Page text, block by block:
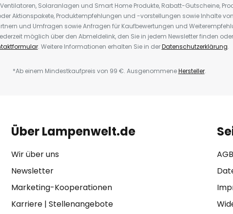
Solaranlagen und Smart Home Produkte, Rabatt-Gutscheine,
Aktionspakete, Produktempfehlungen und -vorstellungen sowie Inhalte
und Umfragen sowie Anfragen für Kaufbewertungen und
möglich über den Abmeldelink, den Sie in jedem Newsletter finden
. Weitere Informationen erhalten Sie in derDatenschutzerklärung.
*Ab einem Mindestkaufpreis von 99 €. AusgenommeneHersteller.
Über Lampenwelt.de
Wir über uns
Newsletter
Marketing-Kooperationen
Karriere| Stellenangebote
AGB